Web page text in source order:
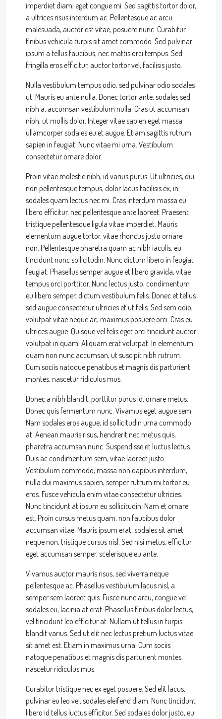
imperdiet diam, eget congue mi. Sed sagittis tortor dolor,
a ultrices risus interdum ac. Pellentesque ac arcu
malesuada, auctor est vitae, posuere nunc. Curabitur
finibus vehicula turpis sit amet commodo. Sed pulvinar
ipsum a tellus faucibus, nec mattis orci tempus. Sed
fringilla eros efficitur, auctor tortor vel, facilisis justo.
Nulla vestibulum tempus odio, sed pulvinar odio sodales
ut. Mauris eu ante nulla. Donec tortor ante, sodales sed
nibh a, accumsan vestibulum nulla. Cras ut accumsan
nibh, ut mollis dolor. Integer vitae sapien eget massa
ullamcorper sodales eu et augue. Etiam sagittis rutrum
sapien in feugiat. Nunc vitae mi urna. Vestibulum
consectetur ornare dolor.
Proin vitae molestie nibh, id varius purus. Ut ultricies, dui
non pellentesque tempus, dolor lacus facilisis ex, in
sodales quam lectus nec mi. Cras interdum massa eu
libero efficitur, nec pellentesque ante laoreet. Praesent
tristique pellentesque ligula vitae imperdiet. Mauris
elementum augue tortor, vitae rhoncus justo ornare
non. Pellentesque pharetra quam ac nibh iaculis, eu
tincidunt nunc sollicitudin. Nunc dictum libero in feugiat
feugiat. Phasellus semper augue et libero gravida, vitae
tempus orci porttitor. Nunc lectus justo, condimentum
eu libero semper, dictum vestibulum felis. Donec et tellus
sed augue consectetur ultricies et ut felis. Sed sem odio,
volutpat vitae neque ac, maximus posuere orci. Cras eu
ultrices augue. Quisque vel felis eget orci tincidunt auctor
volutpat in quam. Aliquam erat volutpat. In elementum
quam non nunc accumsan, ut suscipit nibh rutrum.
Cum sociis natoque penatibus et magnis dis parturient
montes, nascetur ridiculus mus.
Donec a nibh blandit, porttitor purus id, ornare metus.
Donec quis fermentum nunc. Vivamus eget augue sem.
Nam sodales eros augue, id sollicitudin urna commodo
at. Aenean mauris risus, hendrerit nec metus quis,
pharetra accumsan nunc. Suspendisse et luctus lectus.
Duis ac condimentum sem, vitae laoreet justo.
Vestibulum commodo, massa non dapibus interdum,
nulla dui maximus sapien, semper rutrum mi tortor eu
eros. Fusce vehicula enim vitae consectetur ultricies.
Nunc tincidunt at ipsum eu sollicitudin. Nam et ornare
est. Proin cursus metus quam, non faucibus dolor
accumsan vitae. Mauris ipsum erat, sodales sit amet
neque non, tristique cursus nisl. Sed nisi metus, efficitur
eget accumsan semper, scelerisque eu ante.
Vivamus auctor mauris risus, sed viverra neque
pellentesque ac. Phasellus vestibulum lacus nisl, a
semper sem laoreet quis. Fusce nunc arcu, congue vel
sodales eu, lacinia at erat. Phasellus finibus dolor lectus,
vel tincidunt leo efficitur at. Nullam ut tellus in turpis
blandit varius. Sed ut elit nec lectus pretium luctus vitae
sit amet est. Etiam in maximus urna. Cum sociis
natoque penatibus et magnis dis parturient montes,
nascetur ridiculus mus.
Curabitur tristique nec ex eget posuere. Sed elit lacus,
pulvinar eu leo vel, sodales eleifend diam. Nunc tincidunt
libero id tellus luctus efficitur. Sed sodales dolor justo, eu